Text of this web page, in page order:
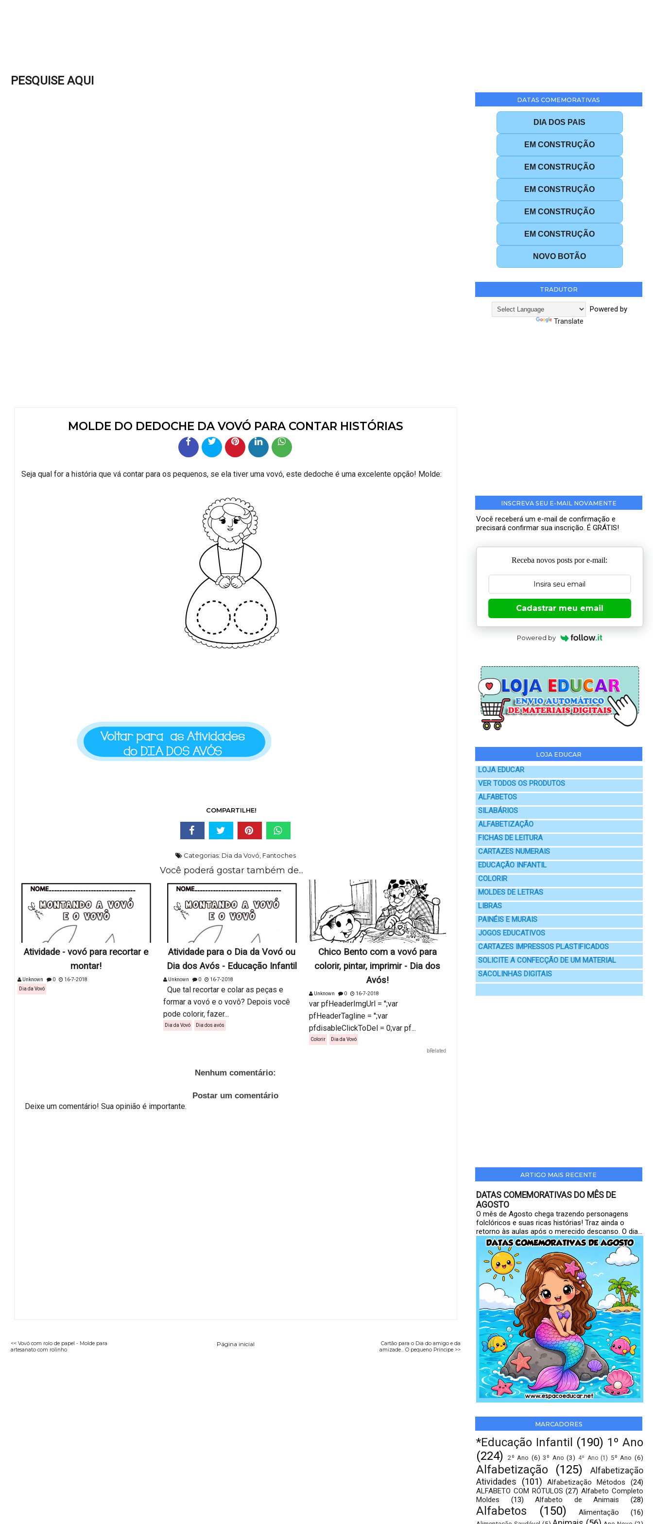
PESQUISE AQUI
MOLDE DO DEDOCHE DA VOVÓ PARA CONTAR HISTÓRIAS
Seja qual for a história que vá contar para os pequenos, se ela tiver uma vovó, este dedoche é uma excelente opção! Molde:
COMPARTILHE!
Categorias: Dia da Vovó Fantoches
Você poderá gostar também de...
Atividade - vovó para recortar e
montar!
Unknown 0
16-7-2018
Dia da Vovó
Atividade para o Dia da Vovó ou
Dia dos Avós - Educação Infantil
Unknown 0 16-7-2018
Que tal recortar e colar as peças e
formar a vovó e o vovô? Depois você
pode colorir, fazer...
Dia da Vovó Dia dos avós
Chico Bento com a vovó para
colorir, pintar, imprimir - Dia dos
Avós!
Unknown 0 16-7-2018
var pfHeaderImgUrl = '';var
pfHeaderTagline = '';var
pfdisableClickToDel = 0;var pf...
Colorir Dia da Vovó
bRelated
Nenhum comentário:
Postar um comentário
Deixe um comentário! Sua opinião é importante.
<< Vovó com rolo de papel - Molde para
artesanato com rolinho
Cartão para o Dia do amigo e da
amizade... O pequeno Príncipe >>
Página inicial
DATAS COMEMORATIVAS
DIA DOS PAIS
EM CONSTRUÇÃO
EM CONSTRUÇÃO
EM CONSTRUÇÃO
EM CONSTRUÇÃO
EM CONSTRUÇÃO
NOVO BOTÃO
TRADUTOR
Powered by
Translate
INSCREVA SEU E-MAIL NOVAMENTE
Você receberá um e-mail de confirmação e
precisará confirmar sua inscrição. É GRÁTIS!
Receba novos posts por e-mail:
Cadastrar meu email
Powered by
LOJA EDUCAR
LOJA EDUCAR
VER TODOS OS PRODUTOS
ALFABETOS
SILABÁRIOS
ALFABETIZAÇÃO
FICHAS DE LEITURA
CARTAZES NUMERAIS
EDUCAÇÃO INFANTIL
COLORIR
MOLDES DE LETRAS
LIBRAS
PAINÉIS E MURAIS
JOGOS EDUCATIVOS
CARTAZES IMPRESSOS PLASTIFICADOS
SOLICITE A CONFECÇÃO DE UM MATERIAL
SACOLINHAS DIGITAIS
ARTIGO MAIS RECENTE
DATAS COMEMORATIVAS DO MÊS DE
AGOSTO
O mês de Agosto chega trazendo personagens
folclóricos e suas ricas histórias! Traz ainda o
retorno às aulas após o merecido descanso. O dia...
MARCADORES
*Educação Infantil (190) 1º Ano
(224)
2º Ano (6) 3º Ano (3) 4º Ano (1) 5º Ano (6)
Alfabetização (125)
Alfabetização
Atividades
(101) Alfabetização Métodos
(24)
ALFABETO COM RÓTULOS (27) Alfabeto Completo
Moldes
(13) Alfabeto de Animais (28)
Alfabetos (150) Alimentação (16)